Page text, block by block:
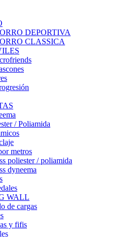
DEPORTIVA
CLASSICA
/ Poliamida
metros
poliester / poliamida
dyneema
WALL
de cargas
y fifis